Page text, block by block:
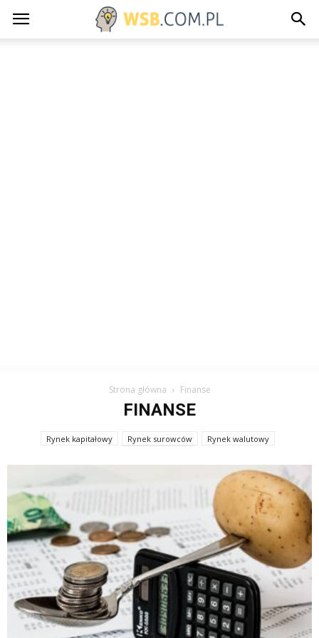
Strona główna Finanse
FINANSE
Rynek kapitałowy Rynek surowców
Rynek walutowy